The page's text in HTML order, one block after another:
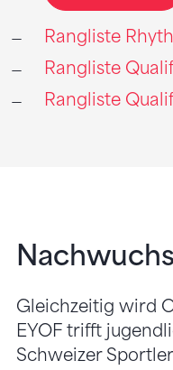
Rangliste
Rangliste
Rangliste
Gleichzeitig wird
EYOF trifft
Schweizer